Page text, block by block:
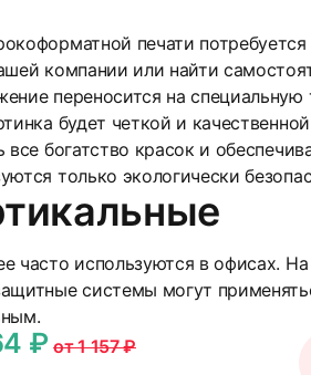
печати
компании или найти
переносится на
будет четкой и
все богатство красок и
только экологически
часто используются в офисах.
системы могут
₽ от 1 157 ₽